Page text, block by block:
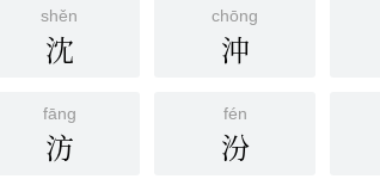
shěn
沈
chōng
沖
fāng
汸
fén
汾